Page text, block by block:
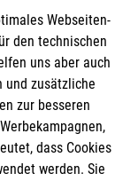
Webseiten-
den technischen
uns aber auch
und zusätzliche
zur besseren
dass Cookies
werden. Sie